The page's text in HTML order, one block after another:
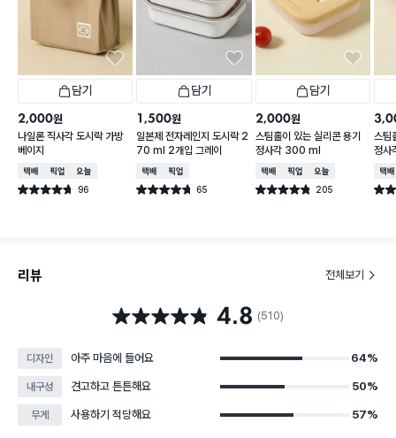
담기
2,000원
나일론 직사각 도시락 가방
베이지
택배배송매장픽업오늘배송
별점 4.7점 96
건 작성
담기
1,500원
일본제 전자레인지 도시락 2
70 ml 2개입 그레이
택배배송매장픽업
별점 4.7점 65
건 작성
담기
2,000원
스팀홀이 있는 실리콘 용기
정사각 300 ml
택배배송매장픽업오늘배송
별점 4.8점 205
건 작성
스팀
정
택배
별점
리뷰 전체보기
별점 4.8점 4.8 (510)
디자인 아주 마음에 들어요 64%
내구성 견고하고 튼튼해요 50%
무게 사용하기 적당해요 57%